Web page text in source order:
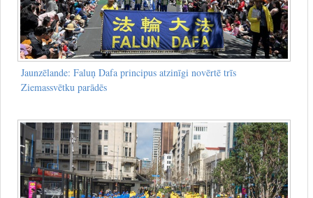
Jaunzēlande: Faluņ Dafa principus atzinīgi novērtē trīs
Ziemassvētku parādēs